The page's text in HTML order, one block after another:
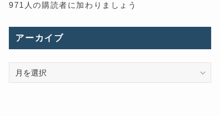
ド
ス
971人の購読者に加わりましょう
アーカイブ